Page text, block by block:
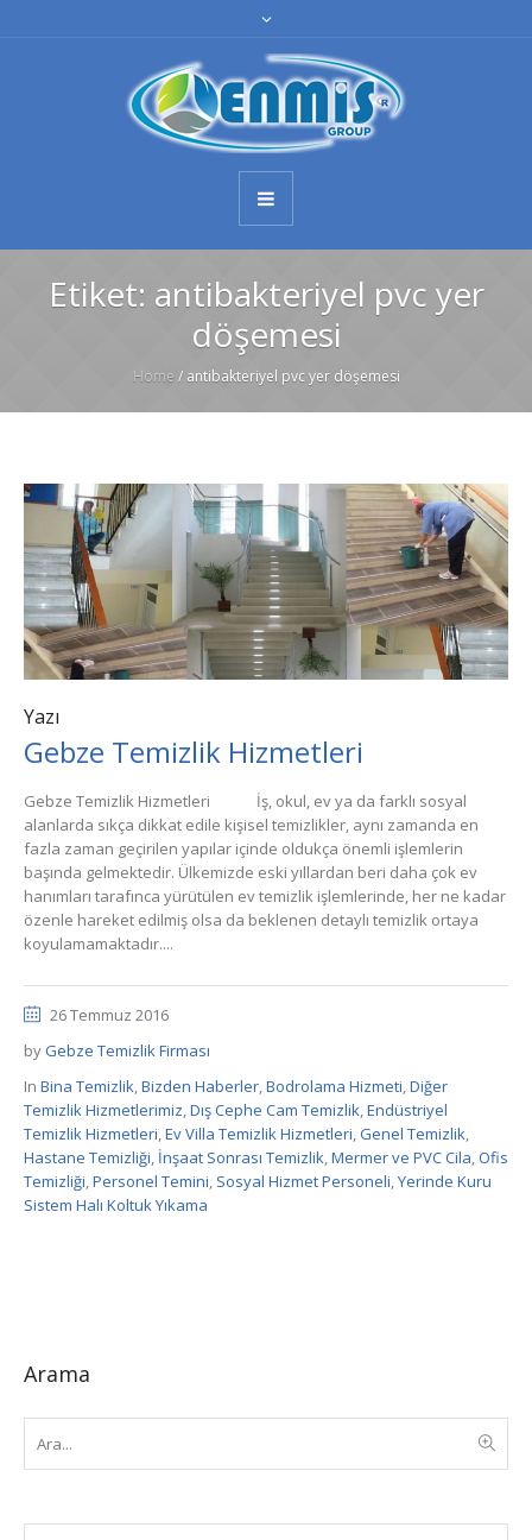
Etiket: antibakteriyel pvc yer
döşemesi
Home / antibakteriyel pvc yer döşemesi
Yazı
Gebze Temizlik Hizmetleri
Gebze Temizlik Hizmetleri İş, okul, ev ya da farklı sosyal
alanlarda sıkça dikkat edile kişisel temizlikler, aynı zamanda en
fazla zaman geçirilen yapılar içinde oldukça önemli işlemlerin
başında gelmektedir. Ülkemizde eski yıllardan beri daha çok ev
hanımları tarafınca yürütülen ev temizlik işlemlerinde, her ne kadar
özenle hareket edilmiş olsa da beklenen detaylı temizlik ortaya
koyulamamaktadır....
26 Temmuz 2016
byGebze Temizlik Firması
In Bina Temizlik,Bizden Haberler,Bodrolama Hizmeti,Diğer
Temizlik Hizmetlerimiz,Dış Cephe Cam Temizlik,Endüstriyel
Temizlik Hizmetleri,Ev Villa Temizlik Hizmetleri,Genel Temizlik,
Hastane Temizliği, İnşaat Sonrası Temizlik,Mermer ve PVC Cila,Ofis
Temizliği,Personel Temini, Sosyal Hizmet Personeli,Yerinde Kuru
Sistem Halı Koltuk Yıkama
Arama